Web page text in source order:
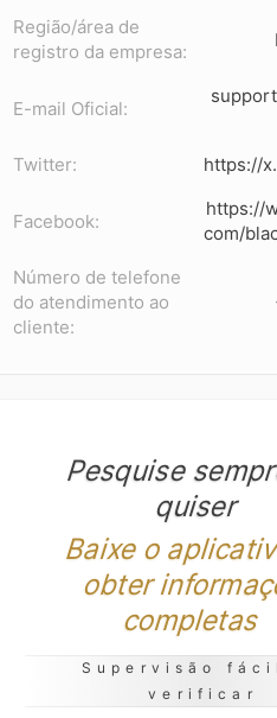
Região/área de
registro da empresa:
E-mail Oficial:
Twitter:
https://
Facebook:
https://
com/
Número de telefone
do atendimento ao
cliente:
Pesquise
quiser
Baixe o
obter
completas
Supervisão
verificar